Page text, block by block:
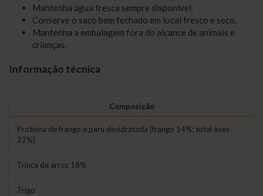
Mantenha água fresca sempre disponível.
Conserve o saco bem fechado em local fresco e seco.
Mantenha a embalagem fora do alcance de animais e
crianças.
Informação técnica
Composição
Proteína de frango e peru desidratada (frango 14%; total aves
22%)
Trinca de arroz 18%
Trigo